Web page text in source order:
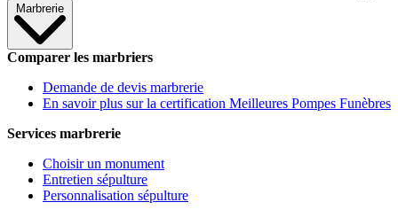
Marbrerie
Comparer les marbriers
Demande de devis marbrerie
En savoir plus sur la certification Meilleures Pompes Funèbres
Services marbrerie
Choisir un monument
Entretien sépulture
Personnalisation sépulture